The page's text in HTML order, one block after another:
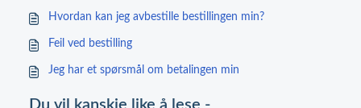
Hvordan kan jeg avbestille bestillingen min?
Feil ved bestilling
Jeg har et spørsmål om betalingen min
Du vil kanskje like å lese -